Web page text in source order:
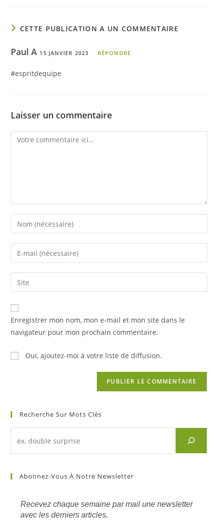
CETTE PUBLICATION A UN COMMENTAIRE
Paul A 15 JANVIER 2023 RÉPONDRE
#espritdequipe
Laisser un commentaire
Enregistrer mon nom, mon e-mail et mon site dans le
navigateur pour mon prochain commentaire.
Oui, ajoutez-moi à votre liste de diffusion.
Recherche Sur Mots Clés
Abonnez-Vous À Notre Newsletter
Recevez chaque semaine par mail une newsletter
avec les derniers articles.